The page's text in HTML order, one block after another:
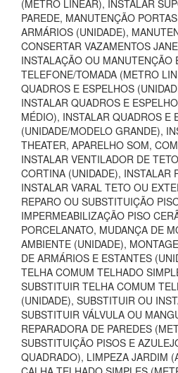
(METRO LINEAR), INSTALAR
PAREDE, MANUTENÇÃO
ARMÁRIOS (UNIDADE),
CONSERTAR VAZAMENTOS
INSTALAÇÃO OU MANUTENÇÃO
TELEFONE/TOMADA (METRO
QUADROS E ESPELHOS
INSTALAR QUADROS E
MÉDIO), INSTALAR QUADROS E
(UNIDADE/MODELO GRANDE),
THEATER, APARELHO SOM,
INSTALAR VENTILADOR DE
CORTINA (UNIDADE), INSTALAR
INSTALAR VARAL TETO OU
REPARO OU SUBSTITUIÇÃO
IMPERMEABILIZAÇÃO PISO
PORCELANATO, MUDANÇA DE
AMBIENTE (UNIDADE),
DE ARMÁRIOS E ESTANTES
TELHA COMUM TELHADO
SUBSTITUIR TELHA COMUM
(UNIDADE), SUBSTITUIR OU
SUBSTITUIR VÁLVULA OU
REPARADORA DE PAREDES
SUBSTITUIÇÃO PISOS E
QUADRADO), LIMPEZA JARDIM